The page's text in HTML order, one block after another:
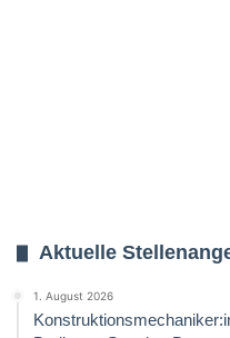
Aktuelle
1. August 2026